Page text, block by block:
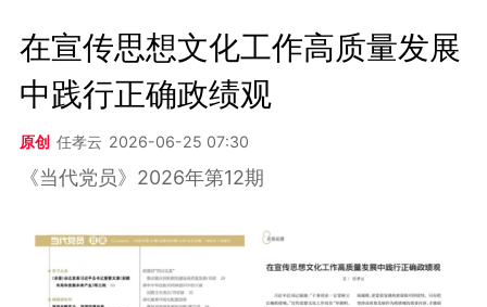
在宣传思想文化工作高质量发展
中践行正确政绩观
原创 任孝云 2026-06-25 07:30
《当代党员》2026年第12期